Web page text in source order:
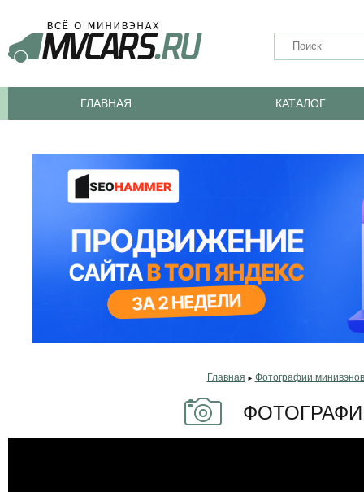
ГЛАВНАЯ КАТАЛОГ
Главная ► Фотографии минивэнов